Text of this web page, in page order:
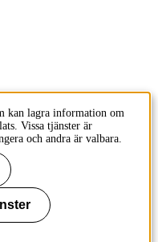
kan lagra information om
Vissa tjänster är
och andra är valbara.